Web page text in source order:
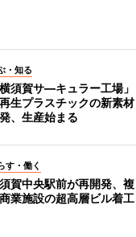
・知る
横須賀サ―キュラー工場」
生プラスチックの新素材
、生産始まる
す・働く
賀中央駅前が再開発、複
業施設の超高層ビル着工